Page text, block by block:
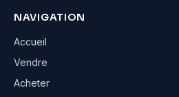
NAVIGATION
Accueil
Vendre
Acheter